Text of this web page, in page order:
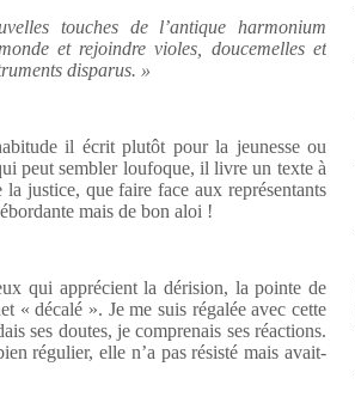
touches de l’antique harmonium
et rejoindre violes, doucemelles et
disparus. »
il écrit plutôt pour la jeunesse ou
peut sembler loufoque, il livre un texte à
justice, que faire face aux représentants
mais de bon aloi !
qui apprécient la dérision, la pointe de
« décalé ». Je me suis régalée avec cette
ses doutes, je comprenais ses réactions.
régulier, elle n’a pas résisté mais avait-